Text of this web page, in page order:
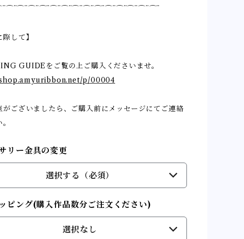
際して】
GUIDEをご覧の上ご購入くださいませ。
p/00004
がございましたら、ご購入前にメッセージにてご連絡
リー金具の変更
選択する（必須）
ピング(購入作品数分ご注文ください)
選択なし